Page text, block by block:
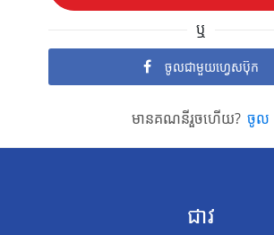
ឬ
ចូលជាមួយហ្វេសប៊ុក
មានគណនីរួចហើយ? ចូល
ជាវ